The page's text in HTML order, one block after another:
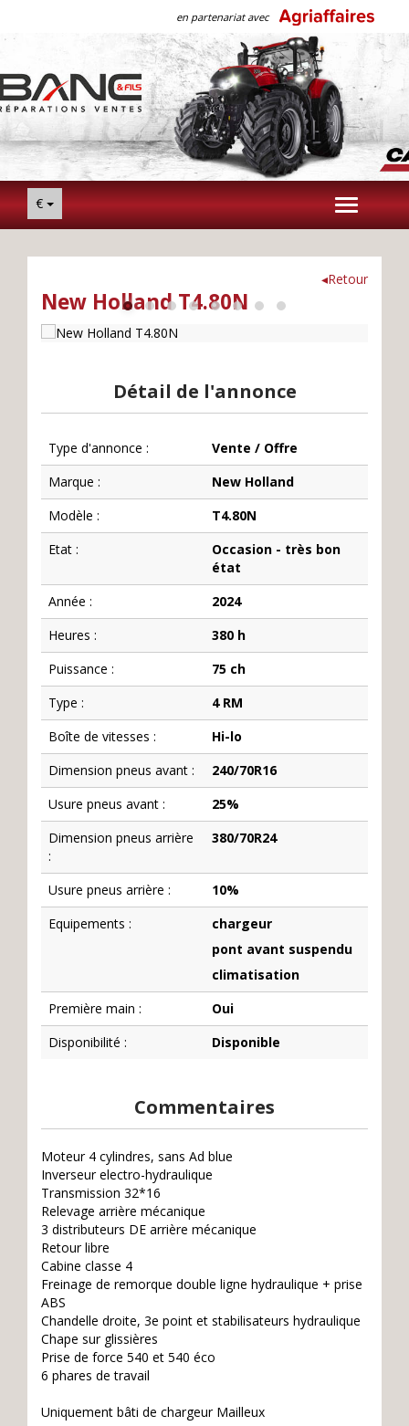
en partenariat avec
Toggle
navigation
€
◂Retour
New Holland T4.80N
Détail de l'annonce
Type d'annonce :
Vente / Offre
Marque :
New Holland
Modèle :
T4.80N
Etat :
Occasion - très bon
état
Année :
2024
Heures :
380 h
Puissance :
75 ch
Type :
4 RM
Boîte de vitesses :
Hi-lo
Dimension pneus avant :
240/70R16
Usure pneus avant :
25%
Dimension pneus arrière
:
380/70R24
Usure pneus arrière :
10%
Equipements :
chargeur
pont avant suspendu
climatisation
Première main :
Oui
Disponibilité :
Disponible
Commentaires
Moteur 4 cylindres, sans Ad blue
Inverseur electro-hydraulique
Transmission 32*16
Relevage arrière mécanique
3 distributeurs DE arrière mécanique
Retour libre
Cabine classe 4
Freinage de remorque double ligne hydraulique + prise
ABS
Chandelle droite, 3e point et stabilisateurs hydraulique
Chape sur glissières
Prise de force 540 et 540 éco
6 phares de travail
Uniquement bâti de chargeur Mailleux